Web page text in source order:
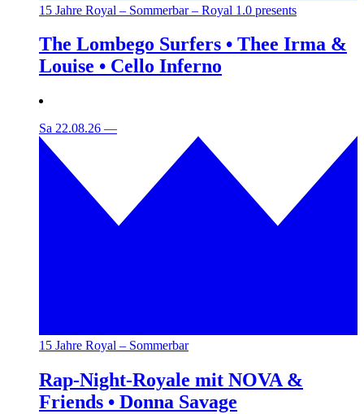
15 Jahre Royal – Sommerbar – Royal 1.0 presents
The Lombego Surfers • Thee Irma &
Louise • Cello Inferno
Sa 22.08.26 —
15 Jahre Royal – Sommerbar
Rap-Night-Royale mit NOVA &
Friends • Donna Savage